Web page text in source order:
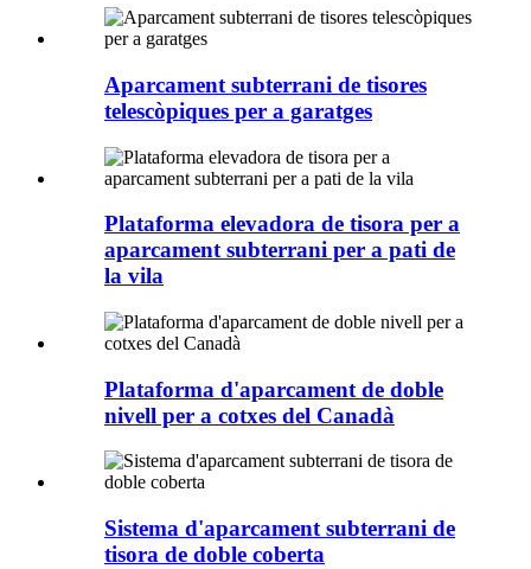
Aparcament subterrani de tisores
telescòpiques per a garatges
Plataforma elevadora de tisora ​​per a
aparcament subterrani per a pati de
la vila
Plataforma d'aparcament de doble
nivell per a cotxes del Canadà
Sistema d'aparcament subterrani de
tisora ​​de doble coberta